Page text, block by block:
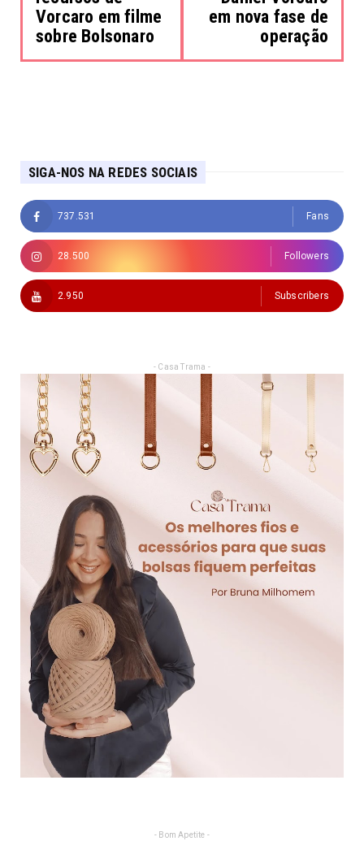
Vorcaro em filme
sobre Bolsonaro
em nova fase de
operação
SIGA-NOS NA REDES SOCIAIS
737.531 Fans
28.500 Followers
2.950 Subscribers
- Casa Trama -
- Bom Apetite -